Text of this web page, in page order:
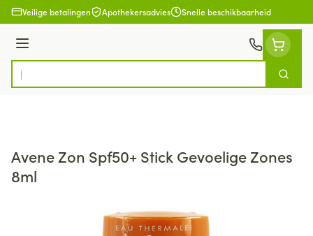
Ga naar de inhoud
Veilige betalingen Apothekersadvies Snelle beschikbaarheid
Menu
Product, merk, categorie...
Zoek
Avene Zon Spf50+ Stick Gevoelige Zones
8ml